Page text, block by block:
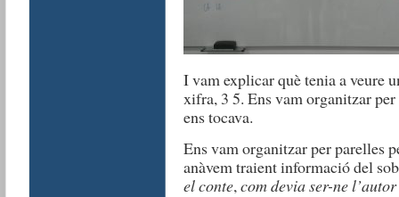
I vam explicar què tenia a veure
xifra, 3 5. Ens vam organitzar
ens tocava.
Ens vam organitzar per parelles
anàvem traient informació del
el conte,com devia ser-ne l’autor